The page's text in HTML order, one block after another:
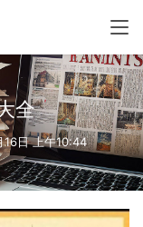
全
日 上午10:44